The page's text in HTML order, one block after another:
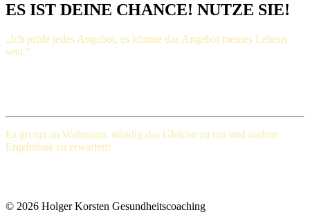
ES IST DEINE CHANCE! NUTZE SIE!
„Ich prüfe jedes Angebot, es könnte das Angebot meines Lebens
sein.“
Es grenzt an Wahnsinn, ständig das Gleiche zu tun und andere
Ergebnisse zu erwarten!
© 2026 Holger Korsten Gesundheitscoaching